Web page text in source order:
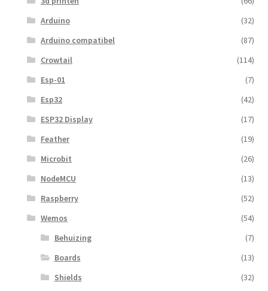
Arduino
(32)
Arduino compatibel
(87)
Crowtail
(114)
Esp-01
(7)
Esp32
(42)
ESP32 Display
(17)
Feather
(19)
Microbit
(26)
NodeMCU
(13)
Raspberry
(52)
Wemos
(54)
Behuizing
(7)
Boards
(13)
Shields
(32)